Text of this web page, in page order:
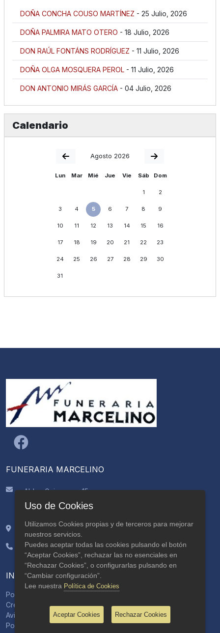
DOÑA CONCHA COUSO MARTÍNEZ - 25 Julio, 2026
DOÑA PALMIRA MATO OTERO - 18 Julio, 2026
DON RAÚL FONTÁNS RODRÍGUEZ - 11 Julio, 2026
DOÑA OLGA MOSQUERA PEROL - 11 Julio, 2026
DON ANTONIO MIRÁS GARCÍA - 04 Julio, 2026
Calendario
Agosto 2026
Lun Mar Mié Jue Vie Sáb Dom
1 2
3 4 5 6 7 8 9
10 11 12 13 14 15 16
17 18 19 20 21 22 23
24 25 26 27 28 29 30
31
FUNERARIA MARCELINO
Aldea Guimarans, 15
CP: 15895, Ames
A Coruña
42.84464, -8.624765
981 883 356
629 559 205
INFORMACIÓN
Política de privacidad
Créditos
Aviso Legal
Política de cookies
Uso de Cookies
Utilizamos Cookies propias y de terceros para mejorar
nuestros servicios.
Puedes aceptar todas las cookies pulsando el botón
“Aceptar Cookies”, rechazar las no esenciales en
“Rechazar Cookies”, o configurarlas pulsando en
“Cambiar configuración”.
Lee nuestra Política de Cookies
Aceptar Cookies Rechazar Cookies